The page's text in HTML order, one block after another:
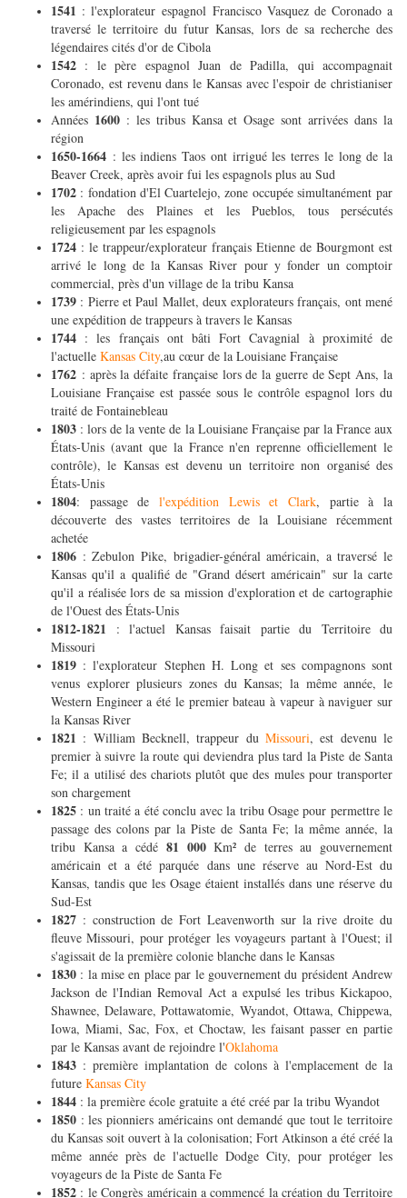
1541 : l'explorateur espagnol Francisco Vasquez de Coronado a
traversé le territoire du futur Kansas, lors de sa recherche des
légendaires cités d'or de Cibola
1542 : le père espagnol Juan de Padilla, qui accompagnait
Coronado, est revenu dans le Kansas avec l'espoir de christianiser
les amérindiens, qui l'ont tué
Années 1600 : les tribus Kansa et Osage sont arrivées dans la
région
1650-1664 : les indiens Taos ont irrigué les terres le long de la
Beaver Creek, après avoir fui les espagnols plus au Sud
1702 : fondation d'El Cuartelejo, zone occupée simultanément par
les Apache des Plaines et les Pueblos, tous persécutés
religieusement par les espagnols
1724 : le trappeur/explorateur français Etienne de Bourgmont est
arrivé le long de la Kansas River pour y fonder un comptoir
commercial, près d'un village de la tribu Kansa
1739 : Pierre et Paul Mallet, deux explorateurs français, ont mené
une expédition de trappeurs à travers le Kansas
1744 : les français ont bâti Fort Cavagnial à proximité de
l'actuelle Kansas City,au cœur de la Louisiane Française
1762 : après la défaite française lors de la guerre de Sept Ans, la
Louisiane Française est passée sous le contrôle espagnol lors du
traité de Fontainebleau
1803 : lors de la vente de la Louisiane Française par la France aux
États-Unis (avant que la France n'en reprenne officiellement le
contrôle), le Kansas est devenu un territoire non organisé des
États-Unis
1804: passage de l'expédition Lewis et Clark, partie à la
découverte des vastes territoires de la Louisiane récemment
achetée
1806 : Zebulon Pike, brigadier-général américain, a traversé le
Kansas qu'il a qualifié de "Grand désert américain" sur la carte
qu'il a réalisée lors de sa mission d'exploration et de cartographie
de l'Ouest des États-Unis
1812-1821 : l'actuel Kansas faisait partie du Territoire du
Missouri
1819 : l'explorateur Stephen H. Long et ses compagnons sont
venus explorer plusieurs zones du Kansas; la même année, le
Western Engineer a été le premier bateau à vapeur à naviguer sur
la Kansas River
1821 : William Becknell, trappeur duMissouri, est devenu le
premier à suivre la route qui deviendra plus tard la Piste de Santa
Fe; il a utilisé des chariots plutôt que des mules pour transporter
son chargement
1825 : un traité a été conclu avec la tribu Osage pour permettre le
passage des colons par la Piste de Santa Fe; la même année, la
tribu Kansa a cédé 81 000Km² de terres au gouvernement
américain et a été parquée dans une réserve au Nord-Est du
Kansas, tandis que les Osage étaient installés dans une réserve du
Sud-Est
1827 : construction de Fort Leavenworth sur la rive droite du
fleuve Missouri, pour protéger les voyageurs partant à l'Ouest; il
s'agissait de la première colonie blanche dans le Kansas
1830 : la mise en place par le gouvernement du président Andrew
Jackson de l'Indian Removal Act a expulsé les tribus Kickapoo,
Shawnee, Delaware, Pottawatomie, Wyandot, Ottawa, Chippewa,
Iowa, Miami, Sac, Fox, et Choctaw, les faisant passer en partie
par le Kansas avant de rejoindre l'Oklahoma
1843 : première implantation de colons à l'emplacement de la
future Kansas City
1844 : la première école gratuite a été créé par la tribu Wyandot
1850 : les pionniers américains ont demandé que tout le territoire
du Kansas soit ouvert à la colonisation; Fort Atkinson a été créé la
même année près de l'actuelle Dodge City, pour protéger les
voyageurs de la Piste de Santa Fe
1852 : le Congrès américain a commencé la création du Territoire